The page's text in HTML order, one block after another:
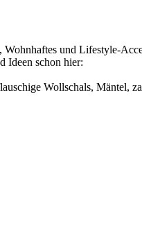
und Lifestyle-
Ideen schon hier:
Wollschals, Mäntel,